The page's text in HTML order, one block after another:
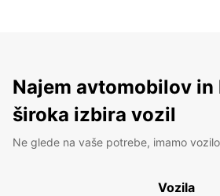
Najem avtomobilov in
široka izbira vozil
Ne glede na vaše potrebe, imamo
Vozila